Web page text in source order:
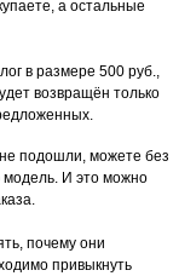
а остальные
в размере 500 руб.,
возвращён только
подошли, можете без
модель. И это можно
почему они
привыкнуть